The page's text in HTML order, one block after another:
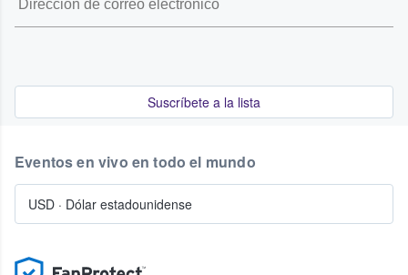
Suscríbete a la lista
Eventos en vivo en todo el mundo
USD · Dólar estadounidense